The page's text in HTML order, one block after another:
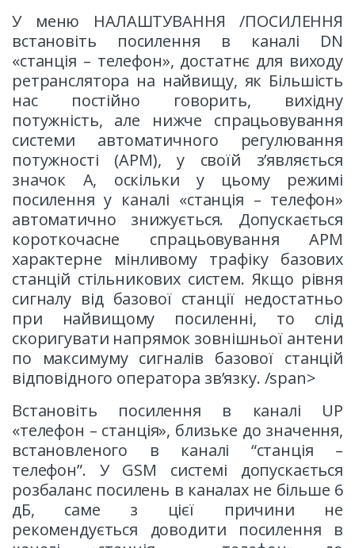
У меню НАЛАШТУВАННЯ /ПОСИЛЕННЯ
встановіть посилення в каналі DN
«станція – телефон», достатнє для виходу
ретранслятора на найвищу, як Більшість
нас постійно говорить, вихідну
потужність, але нижче спрацьовування
системи автоматичного регулювання
потужності (АРМ), у своїй з’являється
значок А, оскільки у цьому режимі
посилення у каналі «станція – телефон»
автоматично знижується. Допускається
короткочасне спрацьовування АРМ
характерне мінливому трафіку базових
станцій стільникових систем. Якщо рівня
сигналу від базової станції недостатньо
при найвищому посиленні, то слід
скоригувати напрямок зовнішньої антени
по максимуму сигналів базової станцій
відповідного оператора зв’язку. /span>
Встановіть посилення в каналі UP
«телефон – станція», близьке до значення,
встановленого в каналі “станція –
телефон”. У GSM системі допускається
розбаланс посилень в каналах не більше 6
дБ, саме з цієї причини не
рекомендується доводити посилення в